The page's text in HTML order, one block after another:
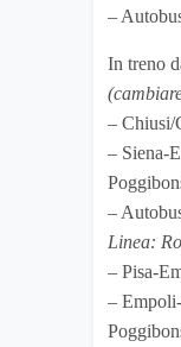
–
In treno
– Chiusi/
– Siena-
–
Linea:
– Pisa-
–